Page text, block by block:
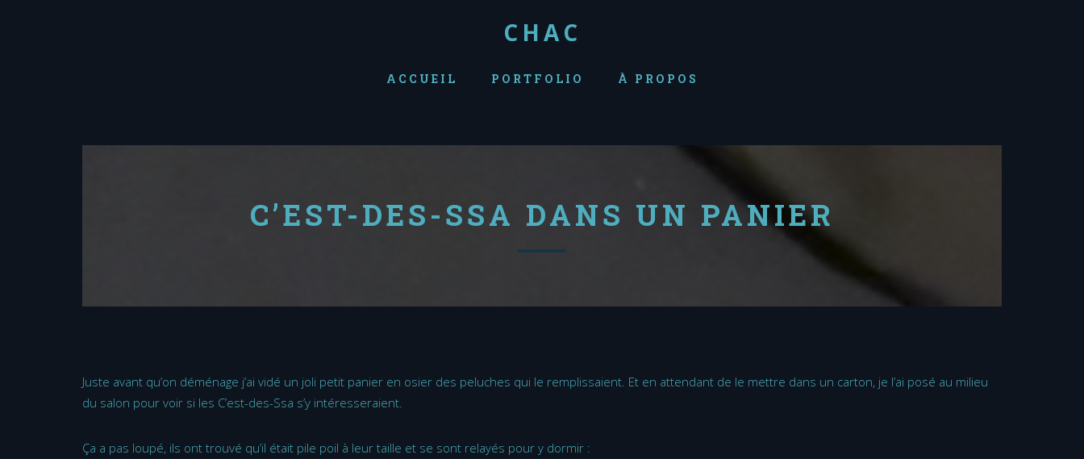
CHAC
ACCUEIL PORTFOLIO À PROPOS
C’EST-DES-SSA DANS UN PANIER
Juste avant qu’on déménage j’ai vidé un joli petit panier en osier des peluches qui le remplissaient. Et en attendant de le mettre dans un carton, je l’ai posé au milieu
du salon pour voir si les C’est-des-Ssa s’y intéresseraient.
Ça a pas loupé, ils ont trouvé qu’il était pile poil à leur taille et se sont relayés pour y dormir :